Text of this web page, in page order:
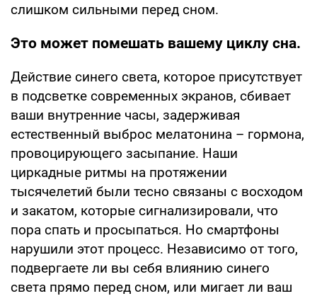
слишком сильными перед сном.
Это может помешать вашему циклу сна.
Действие синего света, которое присутствует
в подсветке современных экранов, сбивает
ваши внутренние часы, задерживая
естественный выброс мелатонина – гормона,
провоцирующего засыпание. Наши
циркадные ритмы на протяжении
тысячелетий были тесно связаны с восходом
и закатом, которые сигнализировали, что
пора спать и просыпаться. Но смартфоны
нарушили этот процесс. Независимо от того,
подвергаете ли вы себя влиянию синего
света прямо перед сном, или мигает ли ваш